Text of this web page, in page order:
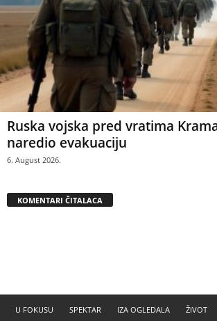
Ruska vojska pred vratima
naredio evakuaciju
6. August 2026.
KOMENTARI ČITALACA
U FOKUSU SPEKTAR IZA OGLEDALA ŽIVOT